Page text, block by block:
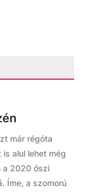
már régóta
alul lehet még
a 2020 őszi
Íme, a szomorú